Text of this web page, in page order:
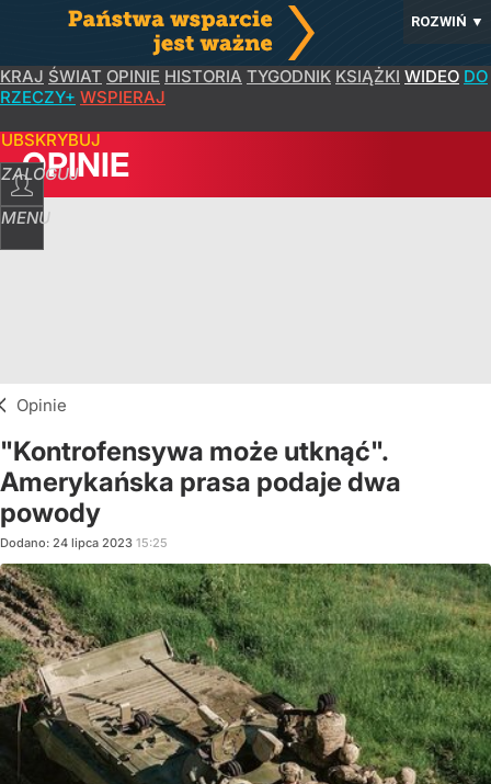
ROZWIŃ ▼
KRAJ ŚWIAT OPINIE HISTORIA TYGODNIK KSIĄŻKI WIDEO DO
RZECZY+ WSPIERAJ
ZALOGUJ
MENU
OPINIE
Opinie
"Kontrofensywa może utknąć".
Amerykańska prasa podaje dwa
powody
Dodano: 24 lipca 2023 15:25